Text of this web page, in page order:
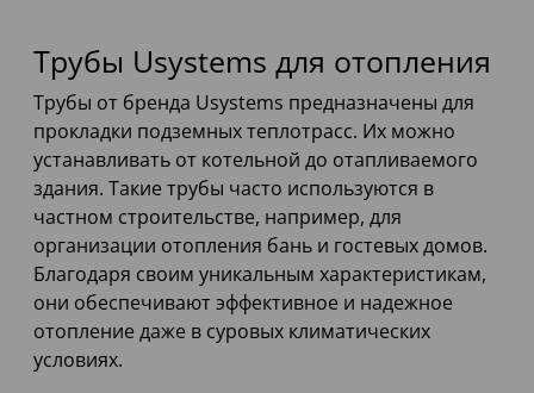
Трубы Usystems для отопления
Трубы от бренда Usystems предназначены для
прокладки подземных теплотрасс. Их можно
устанавливать от котельной до отапливаемого
здания. Такие трубы часто используются в
частном строительстве, например, для
организации отопления бань и гостевых домов.
Благодаря своим уникальным характеристикам,
они обеспечивают эффективное и надежное
отопление даже в суровых климатических
условиях.